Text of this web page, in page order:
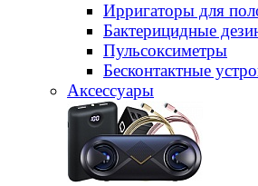
Ирригаторы для
Бактерицидные
Пульсоксиметры
Бесконтактные
Аксессуары